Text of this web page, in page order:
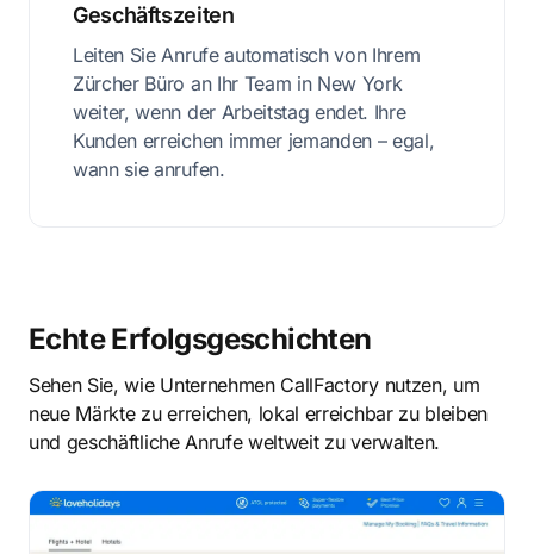
Geschäftszeiten
Leiten Sie Anrufe automatisch von Ihrem
Zürcher Büro an Ihr Team in New York
weiter, wenn der Arbeitstag endet. Ihre
Kunden erreichen immer jemanden – egal,
wann sie anrufen.
Echte Erfolgsgeschichten
Sehen Sie, wie Unternehmen CallFactory nutzen, um
neue Märkte zu erreichen, lokal erreichbar zu bleiben
und geschäftliche Anrufe weltweit zu verwalten.